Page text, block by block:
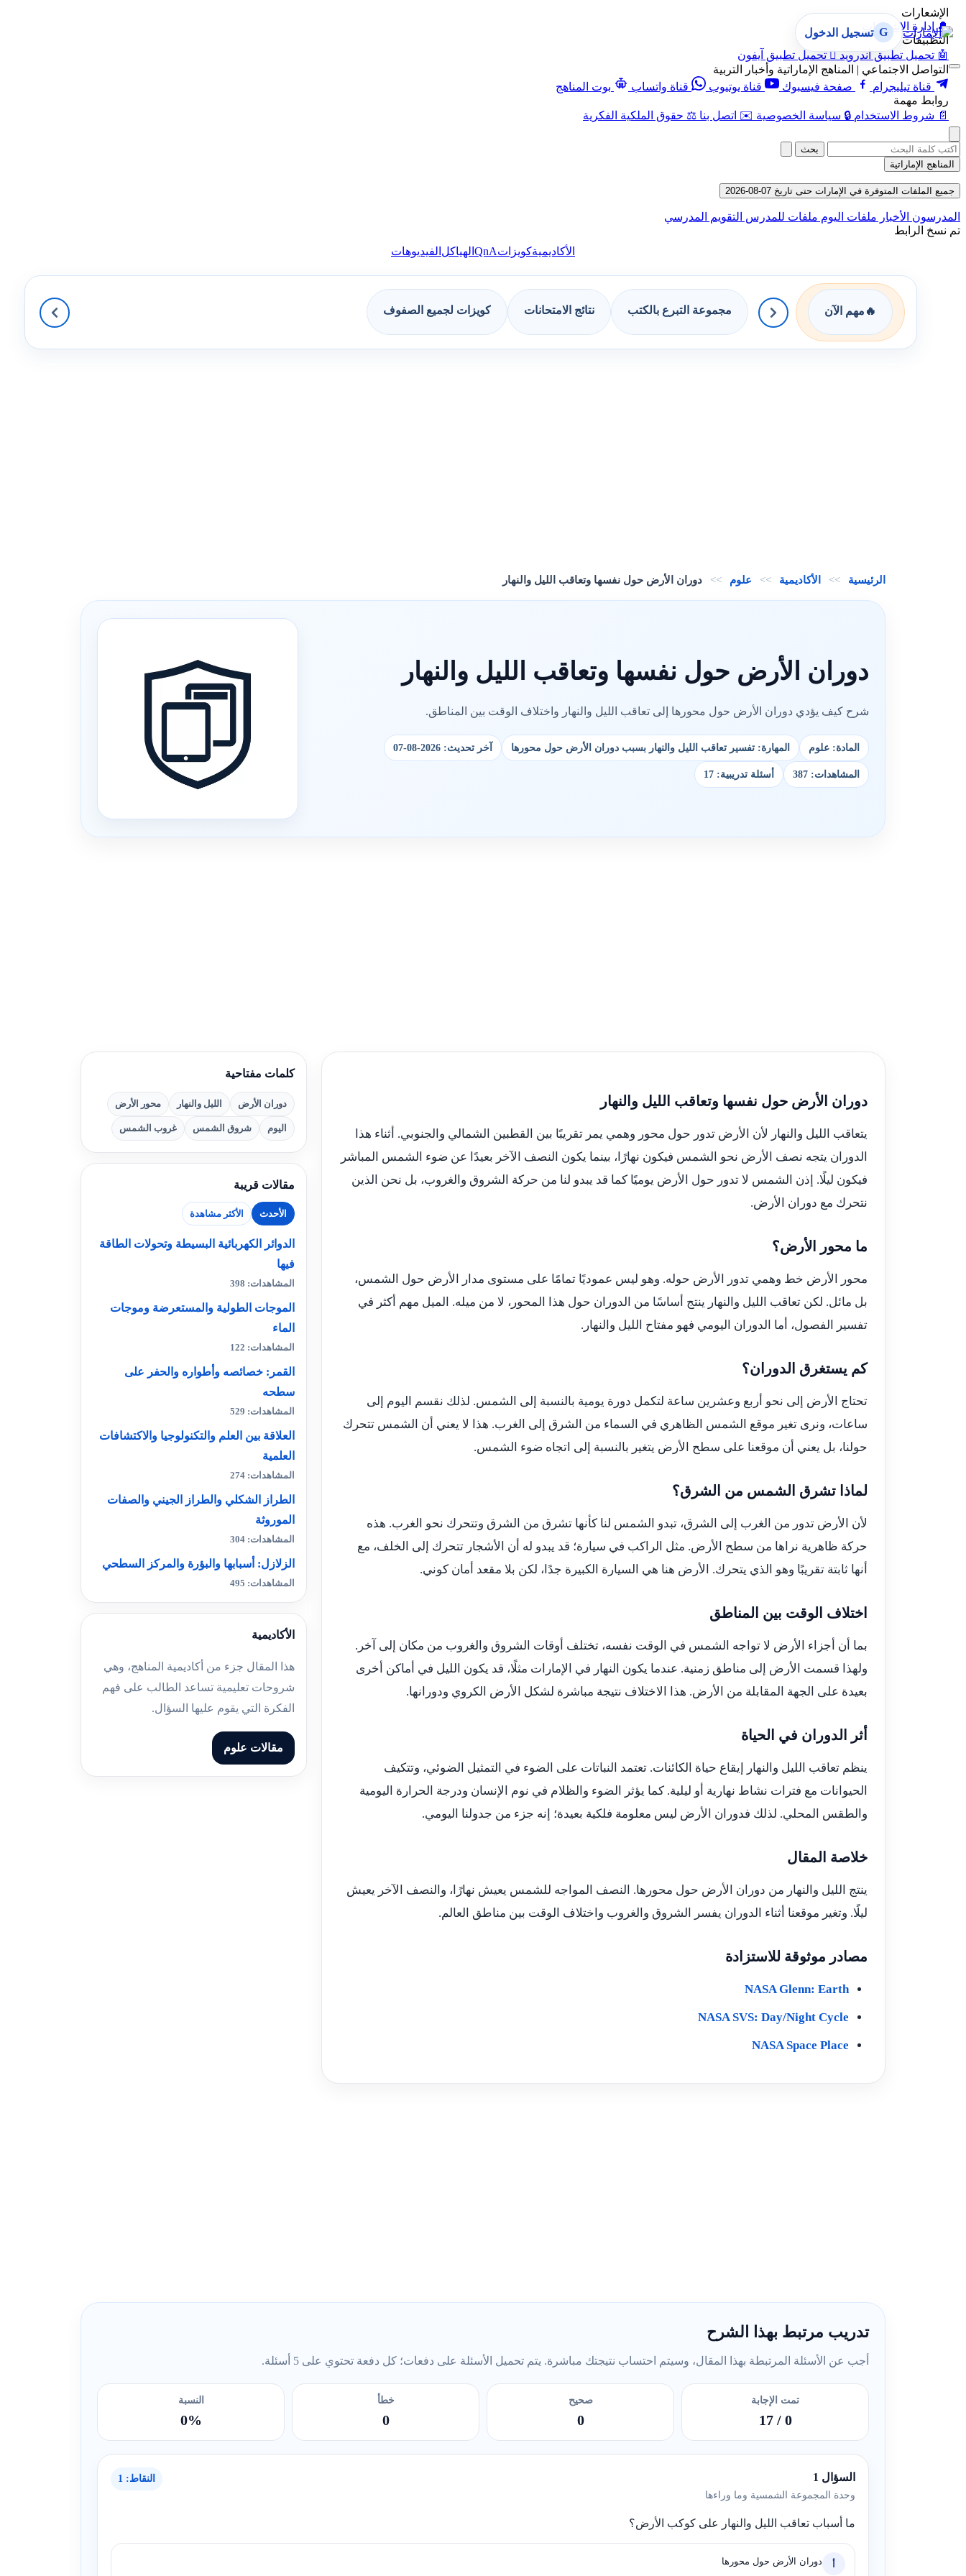
الإشعارات
🔔 إدارة الإشعارات
التطبيقات
🤖 تحميل تطبيق أندرويد  تحميل تطبيق آيفون
التواصل الاجتماعي | المناهج الإماراتية وأخبار التربية
قناة تيليجرام
صفحة فيسبوك قناة يوتيوب قناة واتساب
بوت المناهج
روابط مهمة
📄 شروط الاستخدام 🔒 سياسة الخصوصية ✉️ اتصل بنا ⚖️ حقوق الملكية الفكرية
G تسجيل الدخول
بحث
المناهج الإماراتية
جميع الملفات المتوفرة في الإمارات حتى تاريخ 07-08-2026
المدرسون الأخبار ملفات اليوم ملفات للمدرس التقويم المدرسي
تم نسخ الرابط
الأكاديميةكويزاتQnA الهياكل الفيديوهات
🔥 مهم الآن مجموعة التبرع بالكتب نتائج الامتحانات كويزات لجميع الصفوف
الرئيسية >> الأكاديمية >> علوم >> دوران الأرض حول نفسها وتعاقب الليل والنهار
دوران الأرض حول نفسها وتعاقب الليل والنهار
شرح كيف يؤدي دوران الأرض حول محورها إلى تعاقب الليل والنهار واختلاف الوقت بين المناطق.
المادة: علوم المهارة: تفسير تعاقب الليل والنهار بسبب دوران الأرض حول محورها آخر تحديث: 2026-08-07
المشاهدات: 387 أسئلة تدريبية: 17
دوران الأرض حول نفسها وتعاقب الليل والنهار
يتعاقب الليل والنهار لأن الأرض تدور حول محور وهمي يمر تقريبًا بين القطبين الشمالي والجنوبي. أثناء هذا
الدوران يتجه نصف الأرض نحو الشمس فيكون نهارًا، بينما يكون النصف الآخر بعيدًا عن ضوء الشمس المباشر
فيكون ليلًا. إذن الشمس لا تدور حول الأرض يوميًا كما قد يبدو لنا من حركة الشروق والغروب، بل نحن الذين
نتحرك مع دوران الأرض.
ما محور الأرض؟
محور الأرض خط وهمي تدور الأرض حوله. وهو ليس عموديًا تمامًا على مستوى مدار الأرض حول الشمس،
بل مائل. لكن تعاقب الليل والنهار ينتج أساسًا من الدوران حول هذا المحور، لا من ميله. الميل مهم أكثر في
تفسير الفصول، أما الدوران اليومي فهو مفتاح الليل والنهار.
كم يستغرق الدوران؟
تحتاج الأرض إلى نحو أربع وعشرين ساعة لتكمل دورة يومية بالنسبة إلى الشمس. لذلك نقسم اليوم إلى
ساعات، ونرى تغير موقع الشمس الظاهري في السماء من الشرق إلى الغرب. هذا لا يعني أن الشمس تتحرك
حولنا، بل يعني أن موقعنا على سطح الأرض يتغير بالنسبة إلى اتجاه ضوء الشمس.
لماذا تشرق الشمس من الشرق؟
لأن الأرض تدور من الغرب إلى الشرق، تبدو الشمس لنا كأنها تشرق من الشرق وتتحرك نحو الغرب. هذه
حركة ظاهرية نراها من سطح الأرض. مثل الراكب في سيارة؛ قد يبدو له أن الأشجار تتحرك إلى الخلف، مع
أنها ثابتة تقريبًا وهو الذي يتحرك. الأرض هنا هي السيارة الكبيرة جدًا، لكن بلا مقعد أمان كوني.
اختلاف الوقت بين المناطق
بما أن أجزاء الأرض لا تواجه الشمس في الوقت نفسه، تختلف أوقات الشروق والغروب من مكان إلى آخر.
ولهذا قسمت الأرض إلى مناطق زمنية. عندما يكون النهار في الإمارات مثلًا، قد يكون الليل في أماكن أخرى
بعيدة على الجهة المقابلة من الأرض. هذا الاختلاف نتيجة مباشرة لشكل الأرض الكروي ودورانها.
أثر الدوران في الحياة
ينظم تعاقب الليل والنهار إيقاع حياة الكائنات. تعتمد النباتات على الضوء في التمثيل الضوئي، وتتكيف
الحيوانات مع فترات نشاط نهارية أو ليلية. كما يؤثر الضوء والظلام في نوم الإنسان ودرجة الحرارة اليومية
والطقس المحلي. لذلك فدوران الأرض ليس معلومة فلكية بعيدة؛ إنه جزء من جدولنا اليومي.
خلاصة المقال
ينتج الليل والنهار من دوران الأرض حول محورها. النصف المواجه للشمس يعيش نهارًا، والنصف الآخر يعيش
ليلًا. وتغير موقعنا أثناء الدوران يفسر الشروق والغروب واختلاف الوقت بين مناطق العالم.
مصادر موثوقة للاستزادة
NASA Glenn: Earth
NASA SVS: Day/Night Cycle
NASA Space Place
كلمات مفتاحية
دوران الأرض الليل والنهار محور الأرض
اليوم شروق الشمس غروب الشمس
مقالات قريبة
الأحدث الأكثر مشاهدة
الدوائر الكهربائية البسيطة وتحولات الطاقة
فيها
المشاهدات: 398
الموجات الطولية والمستعرضة وموجات
الماء
المشاهدات: 122
القمر: خصائصه وأطواره والحفر على
سطحه
المشاهدات: 529
العلاقة بين العلم والتكنولوجيا والاكتشافات
العلمية
المشاهدات: 274
الطراز الشكلي والطراز الجيني والصفات
الموروثة
المشاهدات: 304
الزلازل: أسبابها والبؤرة والمركز السطحي
المشاهدات: 495
الأكاديمية
هذا المقال جزء من أكاديمية المناهج، وهي
شروحات تعليمية تساعد الطالب على فهم
الفكرة التي يقوم عليها السؤال.
مقالات علوم
تدريب مرتبط بهذا الشرح
أجب عن الأسئلة المرتبطة بهذا المقال، وسيتم احتساب نتيجتك مباشرة. يتم تحميل الأسئلة على دفعات؛ كل دفعة تحتوي على 5 أسئلة.
تمت الإجابة
0
/ 17
صحيح
0
خطأ
0
النسبة
0%
السؤال 1
وحدة المجموعة الشمسية وما وراءها
النقاط: 1
ما أسباب تعاقب الليل والنهار على كوكب الأرض؟
أ دوران الأرض حول محورها